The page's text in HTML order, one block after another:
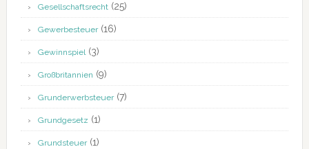
Gesellschaftsrecht(25)
Gewerbesteuer(16)
Gewinnspiel(3)
Großbritannien (9)
Grunderwerbsteuer(7)
Grundgesetz (1)
Grundsteuer(1)